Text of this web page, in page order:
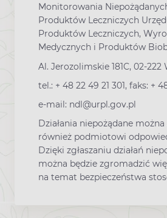
Monitorowania
Produktów Leczniczych
Produktów Leczniczych,
Medycznych i Produktów
Al. Jerozolimskie 181C, 02-222
tel.: + 48 22 49 21 301, faks: +
e-mail: ndl@urpl.gov.pl
Działania niepożądane można
również podmiotowi
Dzięki zgłaszaniu działań
można będzie zgromadzić
na temat bezpieczeństwa